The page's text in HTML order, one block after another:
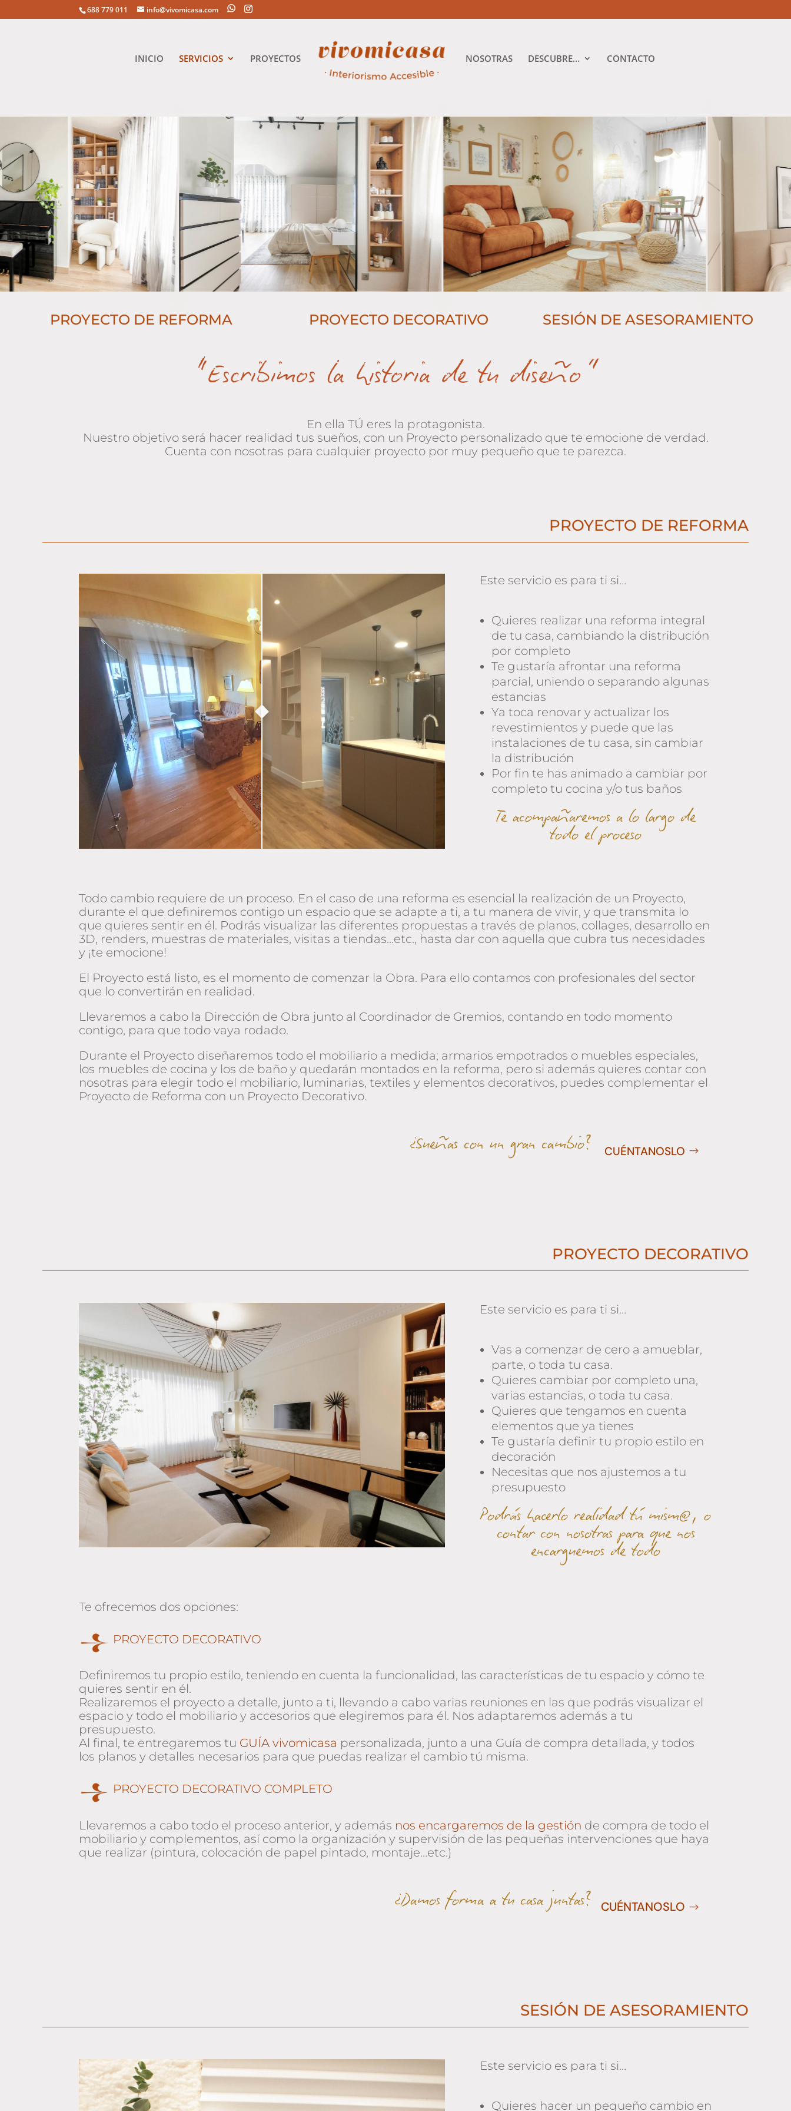
688 779 011 info@vivomicasa.com
INICIO SERVICIOS PROYECTOS NOSOTRAS DESCUBRE… CONTACTO
PROYECTO DE REFORMA PROYECTO DECORATIVO SESIÓN DE ASESORAMIENTO
“Escribimos la historia de tu diseño”
En ella TÚ eres la protagonista.
Nuestro objetivo será hacer realidad tus sueños, con un Proyecto personalizado que te emocione de verdad.
Cuenta con nosotras para cualquier proyecto por muy pequeño que te parezca.
PROYECTO DE REFORMA
Este servicio es para ti si…
Quieres realizar una reforma integral
de tu casa, cambiando la distribución
por completo
Te gustaría afrontar una reforma
parcial, uniendo o separando algunas
estancias
Ya toca renovar y actualizar los
revestimientos y puede que las
instalaciones de tu casa, sin cambiar
la distribución
Por fin te has animado a cambiar por
completo tu cocina y/o tus baños
Te acompañaremos a lo largo de
todo el proceso
Todo cambio requiere de un proceso. En el caso de una reforma es esencial la realización de un Proyecto,
durante el que definiremos contigo un espacio que se adapte a ti, a tu manera de vivir, y que transmita lo
que quieres sentir en él. Podrás visualizar las diferentes propuestas a través de planos, collages, desarrollo en
3D, renders, muestras de materiales, visitas a tiendas…etc., hasta dar con aquella que cubra tus necesidades
y ¡te emocione!
El Proyecto está listo, es el momento de comenzar la Obra. Para ello contamos con profesionales del sector
que lo convertirán en realidad.
Llevaremos a cabo la Dirección de Obra junto al Coordinador de Gremios, contando en todo momento
contigo, para que todo vaya rodado.
Durante el Proyecto diseñaremos todo el mobiliario a medida; armarios empotrados o muebles especiales,
los muebles de cocina y los de baño y quedarán montados en la reforma, pero si además quieres contar con
nosotras para elegir todo el mobiliario, luminarias, textiles y elementos decorativos, puedes complementar el
Proyecto de Reforma con un Proyecto Decorativo.
¿Sueñas con un gran cambio? $
CUÉNTANOSLO
PROYECTO DECORATIVO
Este servicio es para ti si…
Vas a comenzar de cero a amueblar,
parte, o toda tu casa.
Quieres cambiar por completo una,
varias estancias, o toda tu casa.
Quieres que tengamos en cuenta
elementos que ya tienes
Te gustaría definir tu propio estilo en
decoración
Necesitas que nos ajustemos a tu
presupuesto
Podrás hacerlo realidad tú mism@, o
contar con nosotras para que nos
encarguemos de todo
Te ofrecemos dos opciones:
PROYECTO DECORATIVO
Definiremos tu propio estilo, teniendo en cuenta la funcionalidad, las características de tu espacio y cómo te
quieres sentir en él.
Realizaremos el proyecto a detalle, junto a ti, llevando a cabo varias reuniones en las que podrás visualizar el
espacio y todo el mobiliario y accesorios que elegiremos para él. Nos adaptaremos además a tu
presupuesto.
Al final, te entregaremos tu GUÍA vivomicasa personalizada, junto a una Guía de compra detallada, y todos
los planos y detalles necesarios para que puedas realizar el cambio tú misma.
PROYECTO DECORATIVO COMPLETO
Llevaremos a cabo todo el proceso anterior, y además nos encargaremos de la gestión de compra de todo el
mobiliario y complementos, así como la organización y supervisión de las pequeñas intervenciones que haya
que realizar (pintura, colocación de papel pintado, montaje…etc.)
¿Damos forma a tu casa juntas? $
CUÉNTANOSLO
SESIÓN DE ASESORAMIENTO
Este servicio es para ti si…
Quieres hacer un pequeño cambio en